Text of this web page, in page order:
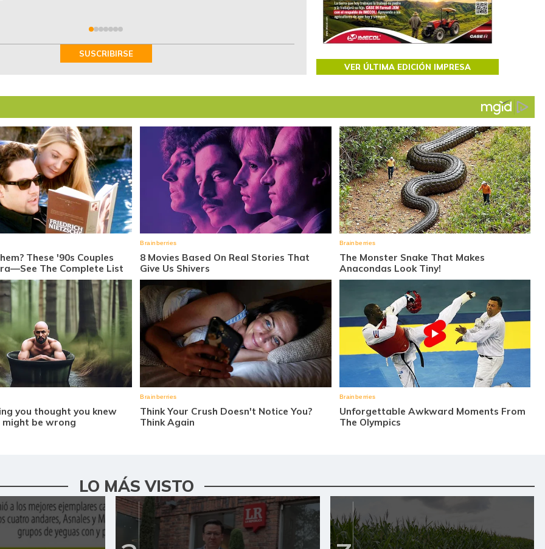
Colombia.
SUSCRIBIRSE
VER ÚLTIMA EDICIÓN IMPRESA
LO MÁS VISTO